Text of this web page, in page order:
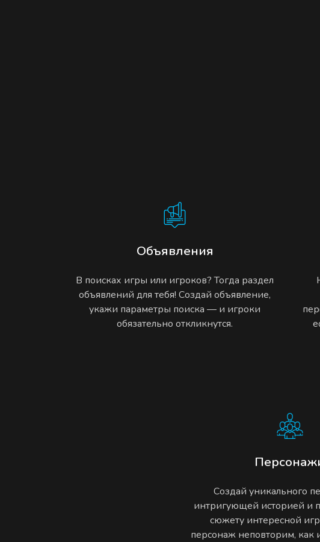
Объявления
В поисках игры или игроков? Тогда раздел
объявлений для тебя! Создай объявление,
укажи параметры поиска — и игроки
обязательно откликнутся.
Создай уникального
интригующей историей и
сюжету интересной
персонаж неповторим, как